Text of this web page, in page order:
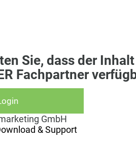
Sie, dass der
Fachpartner
GmbH
& Support